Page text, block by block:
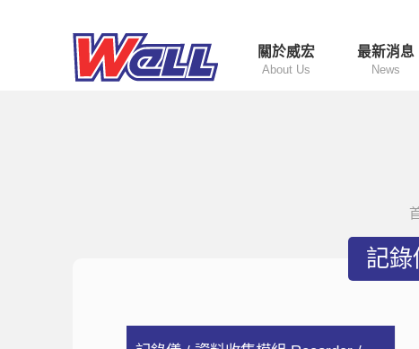
關於威宏
About Us
最新消息
News
記錄